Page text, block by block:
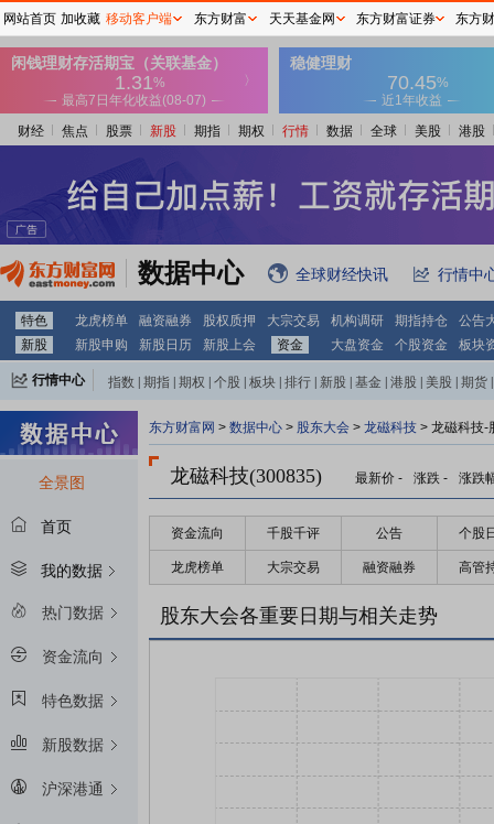
财经 焦点 股票 新股 期指 期权 行情 数据 全球 美股 港股
数据中心 全球财经快讯 行情中
特色 龙虎榜单 融资融券 股权质押 大宗交易 机构调研 期指持仓
公告
新股
新股申购 新股日历 新股上会 资金 大盘资金 个股资金 板块
行情中心 指数 期指 期权 个股 板块 排行 新股 基金 港股 美股 期货
全景图
首页
我的数据
热门数据
资金流向
特色数据
新股数据
沪深港通
东方财富网 > 数据中心 > 股东大会 > 龙磁科技 > 龙磁科技-
龙磁科技(300835) 最新价 - 涨跌 - 涨跌
资金流向 千股千评 公告 个股
龙虎榜单 大宗交易 融资融券 高管
股东大会各重要日期与相关走势
网站首页 加收藏 移动客户端 东方财富 天天基金网 东方财富证券 东方